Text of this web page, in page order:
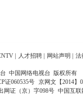
人才招聘 网站声明 法
中国网络电视台 版权所有
证060535号
京网文【2014】
网证（京）字098号 中国互联